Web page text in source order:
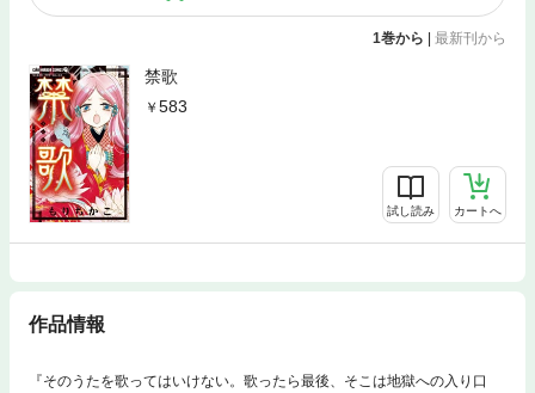
1巻から 最新刊から
禁歌
583
試し読み カートへ
作品情報
『そのうたを歌ってはいけない。歌ったら最後、そこは地獄への入り口